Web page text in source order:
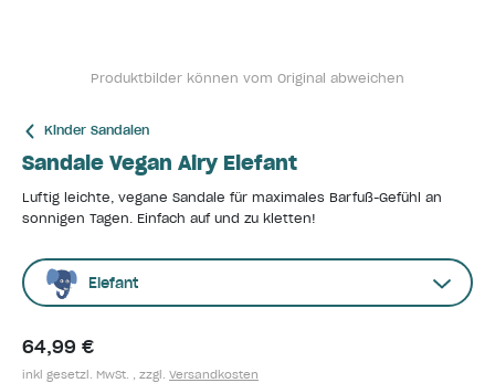
Produktbilder können vom Original abweichen
Kinder Sandalen
Sandale Vegan Airy Elefant
Luftig leichte, vegane Sandale für maximales Barfuß-Gefühl an
sonnigen Tagen. Einfach auf und zu kletten!
Elefant
64,99 €
inkl gesetzl. MwSt. , zzgl. Versandkosten